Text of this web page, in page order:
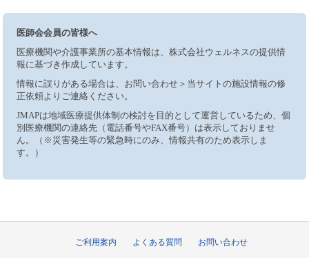
医師会会員の皆様へ
医療機関や介護事業所の基本情報は、株式会社ウェルネスの提供情
報に基づき作成しています。
情報に誤りがある場合は、お問い合わせ＞当サイトの施設情報の修
正依頼よりご連絡ください。
JMAPは地域医療提供体制の検討を目的として運営しているため、個
別医療機関の連絡先（電話番号やFAX番号）は表示しておりませ
ん。（※災害発生等の緊急時にのみ、情報共有のため表示しま
す。）
ご利用案内 よくある質問 お問い合わせ